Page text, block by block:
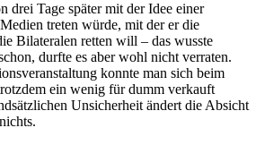
drei Tage später mit der Idee einer
treten würde, mit der er die
Bilateralen retten will – das wusste
durfte es aber wohl nicht verraten.
konnte man sich beim
ein wenig für dumm verkauft
Unsicherheit ändert die Absicht